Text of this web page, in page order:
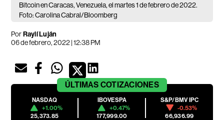
Bitcoin en Caracas, Venezuela, el martes 1 de febrero de 2022.
Foto: Carolina Cabral/Bloomberg
PorRaylí Luján
06 de febrero, 2022 | 12:38 PM
ÚLTIMAS COTIZACIONES
NASDAQ
+1.00%
25,373.85
IBOVESPA
+0.47%
177,999.00
S&P/BMV IPC
-0.53%
66,936.99